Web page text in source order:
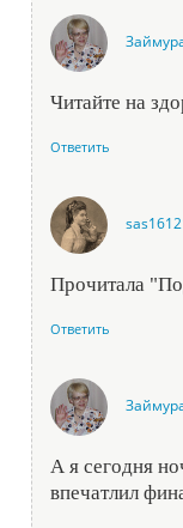
Читайте на
Ответить
Прочитала
Ответить
А я сегодня
впечатлил